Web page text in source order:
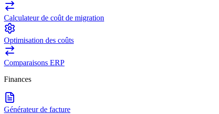
Calculateur de coût de migration
Optimisation des coûts
Comparaisons ERP
Finances
Générateur de facture